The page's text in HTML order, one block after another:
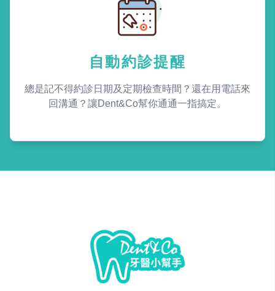
自動約診提醒
總是記不得約診日期及定期檢查時間？還在用電話來
回溝通？讓Dent&Co幫你通通一指搞定。